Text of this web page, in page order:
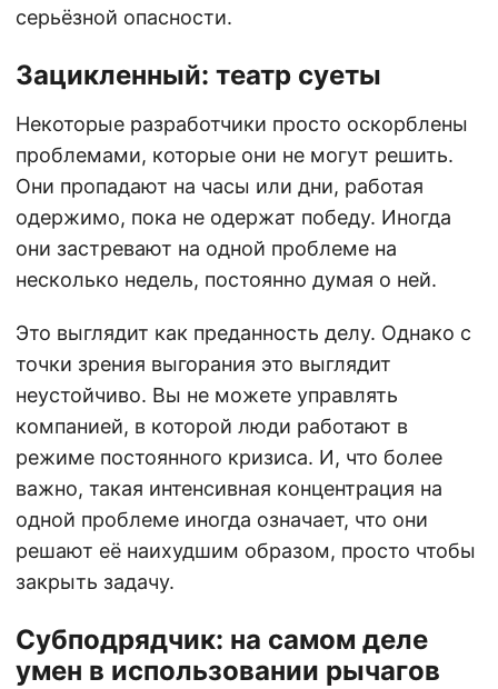
серьёзной опасности.
Зацикленный: театр суеты
Некоторые разработчики просто оскорблены
проблемами, которые они не могут решить.
Они пропадают на часы или дни, работая
одержимо, пока не одержат победу. Иногда
они застревают на одной проблеме на
несколько недель, постоянно думая о ней.
Это выглядит как преданность делу. Однако с
точки зрения выгорания это выглядит
неустойчиво. Вы не можете управлять
компанией, в которой люди работают в
режиме постоянного кризиса. И, что более
важно, такая интенсивная концентрация на
одной проблеме иногда означает, что они
решают её наихудшим образом, просто чтобы
закрыть задачу.
Субподрядчик: на самом деле
умен в использовании рычагов